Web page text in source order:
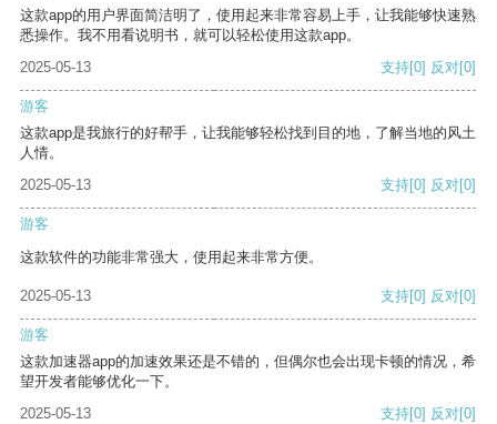
这款app的用户界面简洁明了，使用起来非常容易上手，让我能够快速熟
悉操作。我不用看说明书，就可以轻松使用这款app。
2025-05-13
支持[0] 反对[0]
游客
这款app是我旅行的好帮手，让我能够轻松找到目的地，了解当地的风土
人情。
2025-05-13
支持[0] 反对[0]
游客
这款软件的功能非常强大，使用起来非常方便。
2025-05-13 支持[0] 反对[0]
游客
这款加速器app的加速效果还是不错的，但偶尔也会出现卡顿的情况，希
望开发者能够优化一下。
2025-05-13
支持[0] 反对[0]